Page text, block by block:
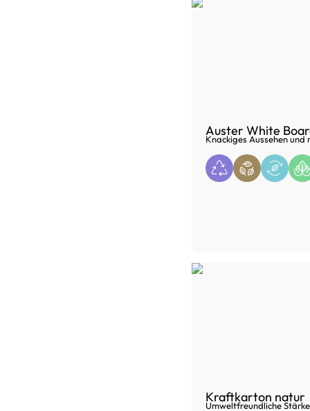
Auster White
Knackiges Aussehen
Kraftkarton natur
Umweltfreundliche